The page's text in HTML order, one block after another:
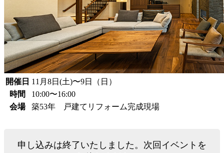
開催日 11月8日(土)〜9日（日）
時間
10:00〜16:00
会場
築53年 戸建てリフォーム完成現場
申し込みは終了いたしました。次回イベントを